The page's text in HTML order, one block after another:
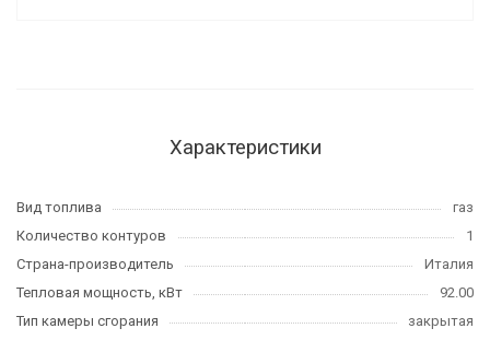
Характеристики
Вид топлива
газ
Количество контуров
1
Страна-производитель
Италия
Тепловая мощность, кВт
92.00
Тип камеры сгорания
закрытая